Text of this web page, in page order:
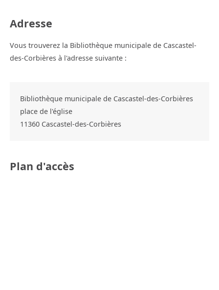
Adresse
Vous trouverez la Bibliothèque municipale de Cascastel-
des-Corbières à l'adresse suivante :
Bibliothèque municipale de Cascastel-des-Corbières
place de l'église
11360 Cascastel-des-Corbières
Plan d'accès